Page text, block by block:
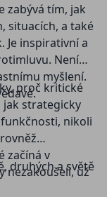
zabývá tím, jak
situacích, a také
Je inspirativní a
Není
myšlení.
proč kritické
jak strategicky
nikoli
začíná v
nezakoušeli, už
druhých a světě